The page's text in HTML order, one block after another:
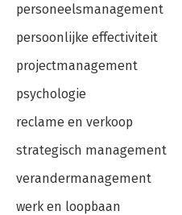
personeelsmanagement
persoonlijke effectiviteit
projectmanagement
psychologie
reclame en verkoop
strategisch management
verandermanagement
werk en loopbaan